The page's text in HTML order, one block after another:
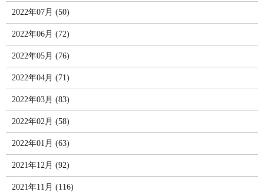
2022年07月 (50)
2022年06月 (72)
2022年05月 (76)
2022年04月 (71)
2022年03月 (83)
2022年02月 (58)
2022年01月 (63)
2021年12月 (92)
2021年11月 (116)